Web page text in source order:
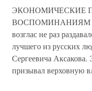
ЭКОНОМИЧЕСКИЕ
ВОСПОМИНАНИЯМ С
возглас не раз
лучшего из русских
Сергеевича Аксакова.
призывал верховную